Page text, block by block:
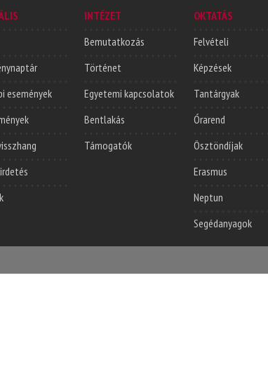
események
INTÉZET
Bemutatkozás
Történet
Egyetemi kapcsolatok
Bentlakás
Támogatók
OKTATÁS
Felvételi
Képzések
Tantárgyak
Órarend
Ösztöndíjak
Erasmus
Neptun
Segédanyagok